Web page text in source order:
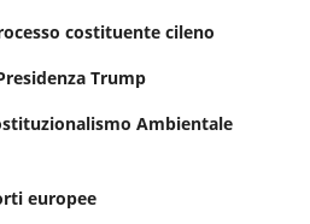
costituente cileno
Trump
Ambientale
europee